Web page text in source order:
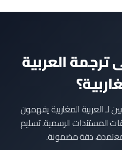
ترجمة العربية
العربية المغاربية يفهمون
المستندات الرسمية. تسليم
دقة مضمونة.